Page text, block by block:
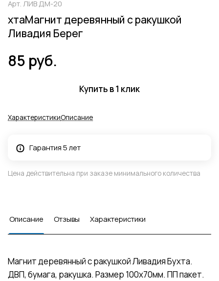
Арт. ЛИВ ДМ-20
хтаМагнит деревянный с ракушкой
Ливадия Берег
85 руб.
Купить в 1 клик
ХарактеристикиОписание
Гарантия 5 лет
Цена действительна при заказе минимального количества
Описание Отзывы Характеристики
Магнит деревянный с ракушкой Ливадия Бухта.
ДВП, бумага, ракушка. Размер 100х70мм. ПП пакет.